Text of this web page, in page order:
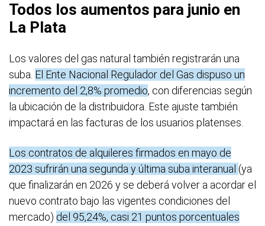
Todos los aumentos para junio en
La Plata
Los valores del gas natural también registrarán una
suba. El Ente Nacional Regulador del Gas dispuso un
incremento del 2,8% promedio, con diferencias según
la ubicación de la distribuidora. Este ajuste también
impactará en las facturas de los usuarios platenses.
Los contratos de alquileres firmados en mayo de
2023 sufrirán una segunda y última suba interanual (ya
que finalizarán en 2026 y se deberá volver a acordar el
nuevo contrato bajo las vigentes condiciones del
mercado) del 95,24%, casi 21 puntos porcentuales